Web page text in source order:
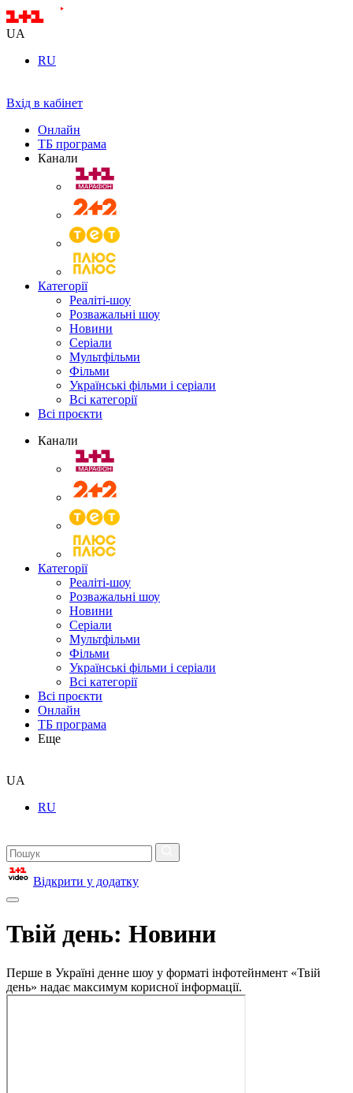
UA
RU
Вхід в кабінет
Онлайн
ТБ програма
Канали
Категорії
Реаліті-шоу
Розважальні шоу
Новини
Серіали
Мультфільми
Фільми
Українські фільми і серіали
Всі категорії
Всі проєкти
Канали
Категорії
Реаліті-шоу
Розважальні шоу
Новини
Серіали
Мультфільми
Фільми
Українські фільми і серіали
Всі категорії
Всі проєкти
Онлайн
ТБ програма
Еще
UA
RU
Відкрити у додатку
Твій день: Новини
Перше в Україні денне шоу у форматі інфотейнмент «Твій
день» надає максимум корисної інформації.